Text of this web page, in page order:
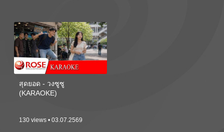
สุดยอด - วงซูซู
(KARAOKE)
130 views • 03.07.2569